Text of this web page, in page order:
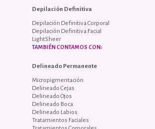
Depilación Definitiva
Depilación Definitiva Corporal
Depilación Definitiva Facial
LightSheer
TAMBIÉN CONTAMOS CON:
Delineado Permanente
Micropigmentación
Delineado Cejas
Delineado Ojos
Delineado Boca
Delineado Labios
Tratamientos Faciales